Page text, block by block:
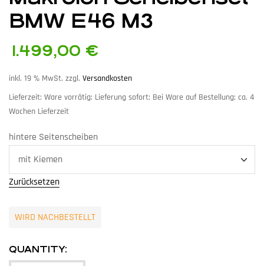
BMW E46 M3
1.499,00 €
inkl. 19 % MwSt. zzgl. Versandkosten
Lieferzeit: Ware vorrätig: Lieferung sofort; Bei Ware auf Bestellung; ca. 4
Wochen Lieferzeit
hintere Seitenscheiben
Zurücksetzen
WIRD NACHBESTELLT
QUANTITY: